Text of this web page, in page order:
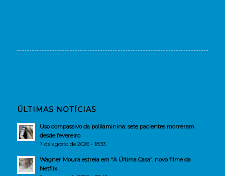
ÚLTIMAS NOTÍCIAS
Uso compassivo da polilaminina: sete pacientes morreram
desde fevereiro
7 de agosto de 2026 - 18:33
Wagner Moura estreia em “A Última Casa”, novo filme da
Netflix